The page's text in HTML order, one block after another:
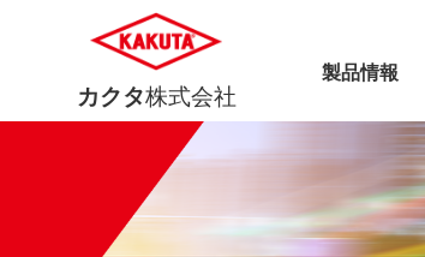
カクタ株式会社
製品情報